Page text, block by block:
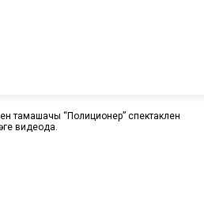
тамашачы “Полиционер” спектаклен
видеода.